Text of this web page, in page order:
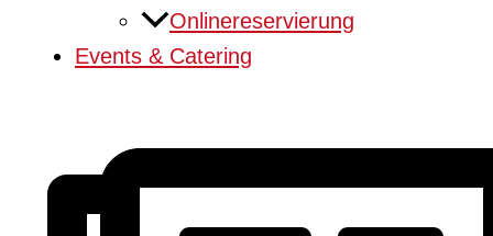
Onlinereservierung
Events & Catering